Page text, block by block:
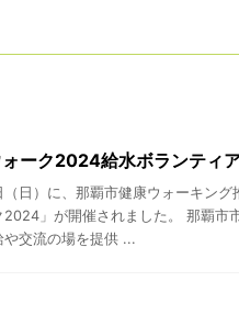
ーク2024給水ボランティ
日）に、那覇市健康ウォーキング
」が開催されました。 那覇市
交流の場を提供 ...